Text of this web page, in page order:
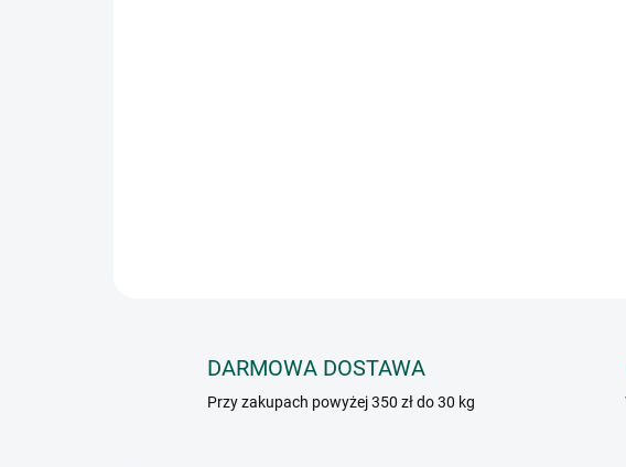
DARMOWA DOSTAWA
Przy zakupach powyżej 350 zł do 30 kg